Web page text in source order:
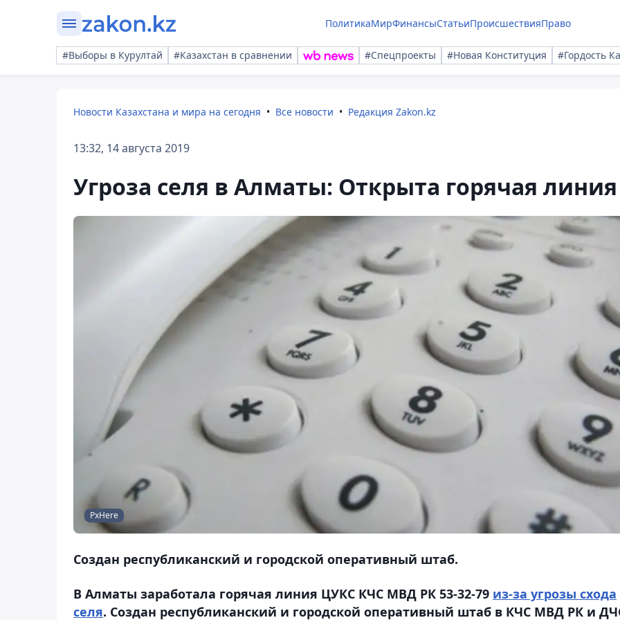
ПолитикаМирФинансыСтатьиПроисшествияПраво
#Выборы в Курултай #Казахстан в сравнении #Спецпроекты #Новая Конституция #Гордость
Новости Казахстана и мира на сегодня Все новости Редакция Zakon.kz
13:32, 14 августа 2019
Угроза селя в Алматы: Открыта горячая линия
PxHere
Создан республиканский и городской оперативный штаб.
В Алматы заработала горячая линия ЦУКС КЧC МВД РК 53-32-79 из-за угрозы схода
селя. Создан республиканский и городской оперативный штаб в КЧС МВД РК и